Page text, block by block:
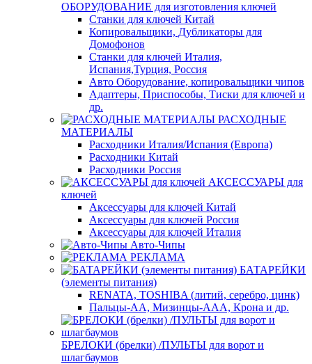
ОБОРУДОВАНИЕ для изготовления ключей
Станки для ключей Китай
Копировальщики, Дубликаторы для
Домофонов
Станки для ключей Италия,
Испания,Турция, Россия
Авто Оборудование, копировальщики чипов
Адаптеры, Приспособы, Тиски для ключей и
др.
РАСХОДНЫЕ
МАТЕРИАЛЫ
Расходники Италия/Испания (Европа)
Расходники Китай
Расходники Россия
АКСЕССУАРЫ для
ключей
Аксессуары для ключей Китай
Аксессуары для ключей Россия
Аксессуары для ключей Италия
Авто-Чипы
РЕКЛАМА
БАТАРЕЙКИ
(элементы питания)
RENATA, TOSHIBA (литий, серебро, цинк)
Пальцы-АА, Мизинцы-ААА, Крона и др.
БРЕЛОКИ (брелки) /ПУЛЬТЫ для ворот и
шлагбаумов